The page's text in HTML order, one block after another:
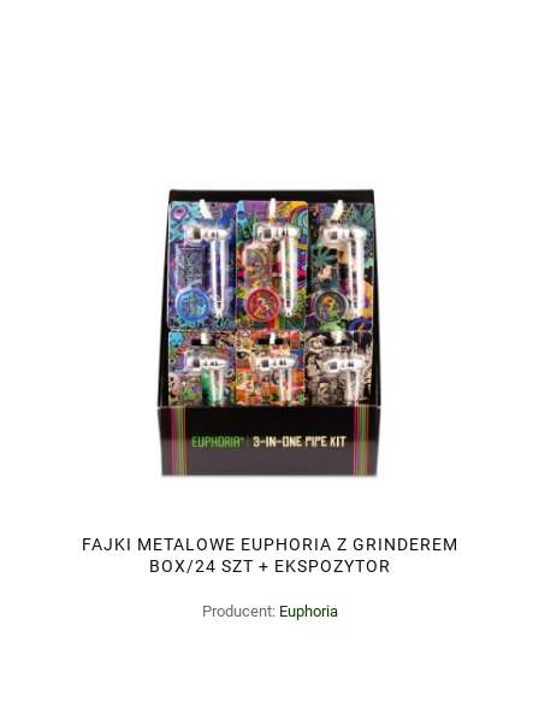
FAJKI METALOWE EUPHORIA Z GRINDEREM
BOX/24 SZT + EKSPOZYTOR
Producent: Euphoria